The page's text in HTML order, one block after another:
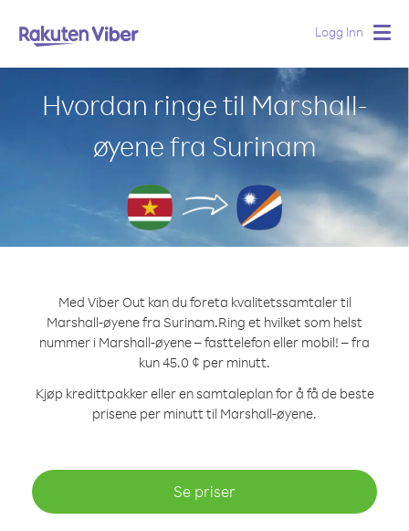
Logg Inn
Hvordan ringe til Marshall-
øyene fra Surinam
Med Viber Out kan du foreta kvalitetssamtaler til
Marshall-øyene fra Surinam.Ring et hvilket som helst
nummer i Marshall-øyene – fasttelefon eller mobil! – fra
kun 45.0 ¢ per minutt.
Kjøp kredittpakker eller en samtaleplan for å få de beste
prisene per minutt til Marshall-øyene.
Se priser